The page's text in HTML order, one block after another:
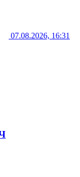
07.08.2026, 16:31